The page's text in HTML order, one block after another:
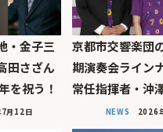
・金子三
田さざん
を祝う！
月12日
京都市交響楽団
期演奏会ラインナ
常任指揮者・沖
NEWS 2026